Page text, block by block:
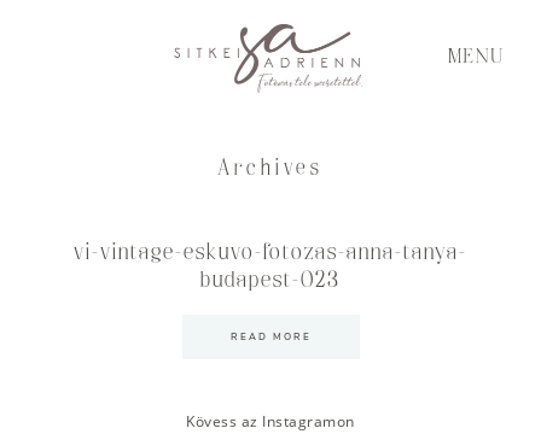
MENU
Archives
vi-vintage-eskuvo-fotozas-anna-tanya-
budapest-023
READ MORE
Kövess az Instagramon